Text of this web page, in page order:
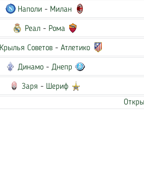
Наполи - Милан
Реал - Рома
Крылья Советов -Атлетико
Динамо - Днепр
Заря - Шериф